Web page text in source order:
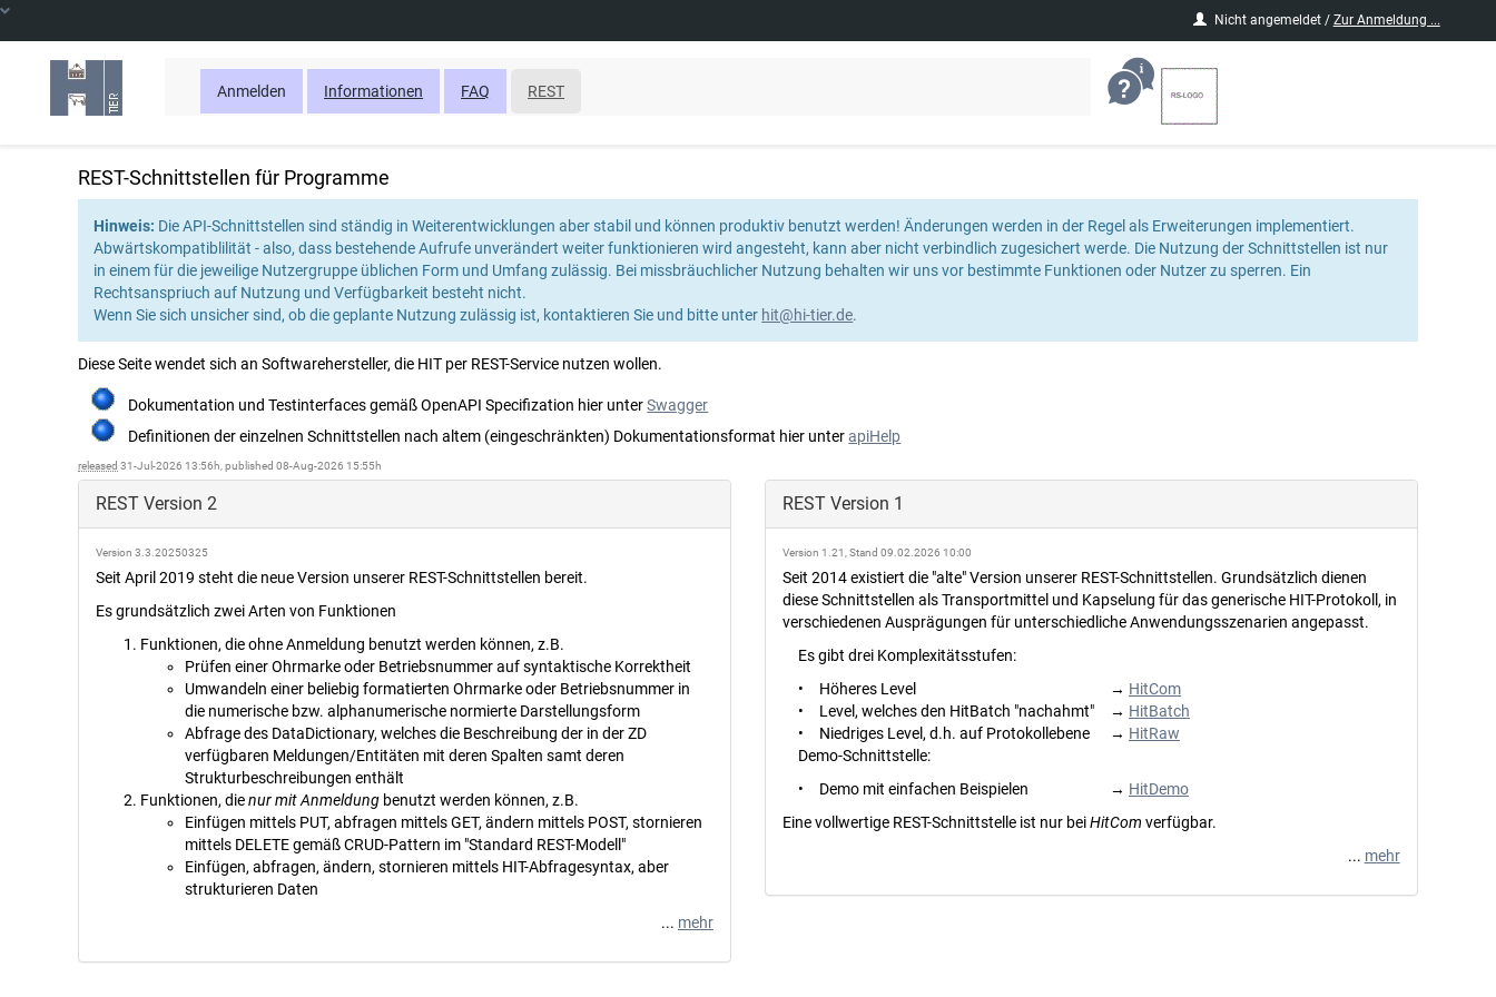
Nicht angemeldet / Zur Anmeldung ...
Anmelden Informationen FAQ REST
Hilfesymbol
-
öffnet
Wenn
einem
Eingabefeld
die
F1-
Taste
drückt,
öffnet
sich
eine
Hilfeseite
mit
zum
entsprechenden
Eingabefeld
bzw.
Eingabeseite.
Fenster
im
REST-Schnittstellen für Programme
Hinweis: Die API-Schnittstellen sind ständig in Weiterentwicklungen aber stabil und können produktiv benutzt werden! Änderungen werden in der Regel als Erweiterungen implementiert.
Abwärtskompatiblilität - also, dass bestehende Aufrufe unverändert weiter funktionieren wird angesteht, kann aber nicht verbindlich zugesichert werde. Die Nutzung der Schnittstellen ist nur
in einem für die jeweilige Nutzergruppe üblichen Form und Umfang zulässig. Bei missbräuchlicher Nutzung behalten wir uns vor bestimmte Funktionen oder Nutzer zu sperren. Ein
Rechtsanspriuch auf Nutzung und Verfügbarkeit besteht nicht.
Wenn Sie sich unsicher sind, ob die geplante Nutzung zulässig ist, kontaktieren Sie und bitte unter hit@hi-tier.de.
Diese Seite wendet sich an Softwarehersteller, die HIT per REST-Service nutzen wollen.
Dokumentation und Testinterfaces gemäß OpenAPI Specifization hier unterSwagger
Definitionen der einzelnen Schnittstellen nach altem (eingeschränkten) Dokumentationsformat hier unterapiHelp
released 31-Jul-2026 13:56h, published 08-Aug-2026 15:55h
REST Version 2
Version 3.3.20250325
Seit April 2019 steht die neue Version unserer REST-Schnittstellen bereit.
Es grundsätzlich zwei Arten von Funktionen
Funktionen, die ohne Anmeldung benutzt werden können, z.B.
Prüfen einer Ohrmarke oder Betriebsnummer auf syntaktische Korrektheit
Umwandeln einer beliebig formatierten Ohrmarke oder Betriebsnummer in
die numerische bzw. alphanumerische normierte Darstellungsform
Abfrage des DataDictionary, welches die Beschreibung der in der ZD
verfügbaren Meldungen/Entitäten mit deren Spalten samt deren
Strukturbeschreibungen enthält
Funktionen, dienur mit Anmeldung benutzt werden können, z.B.
Einfügen mittels PUT, abfragen mittels GET, ändern mittels POST, stornieren
mittels DELETE gemäß CRUD-Pattern im "Standard REST-Modell"
Einfügen, abfragen, ändern, stornieren mittels HIT-Abfragesyntax, aber
strukturieren Daten
... mehr
REST Version 1
Version 1.21, Stand 09.02.2026 10:00
Seit 2014 existiert die "alte" Version unserer REST-Schnittstellen. Grundsätzlich dienen
diese Schnittstellen als Transportmittel und Kapselung für das generische HIT-Protokoll, in
verschiedenen Ausprägungen für unterschiedliche Anwendungsszenarien angepasst.
Es gibt drei Komplexitätsstufen:
•
Höheres Level → HitCom
•
Level, welches den HitBatch "nachahmt" → HitBatch
•
Niedriges Level, d.h. auf Protokollebene → HitRaw
Demo-Schnittstelle:
•
Demo mit einfachen Beispielen → HitDemo
Eine vollwertige REST-Schnittstelle ist nur beiHitCom verfügbar.
... mehr